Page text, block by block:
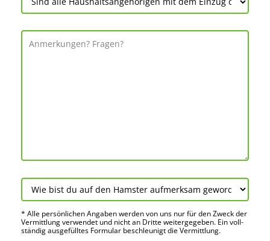
* Alle persön­lichen Angaben werden von uns nur für den Zweck der
Vermitt­lung verwendet und nicht an Dritte weiter­gegeben. Ein voll­
ständig ausge­fülltes Formular beschleu­nigt die Vermitt­lung.